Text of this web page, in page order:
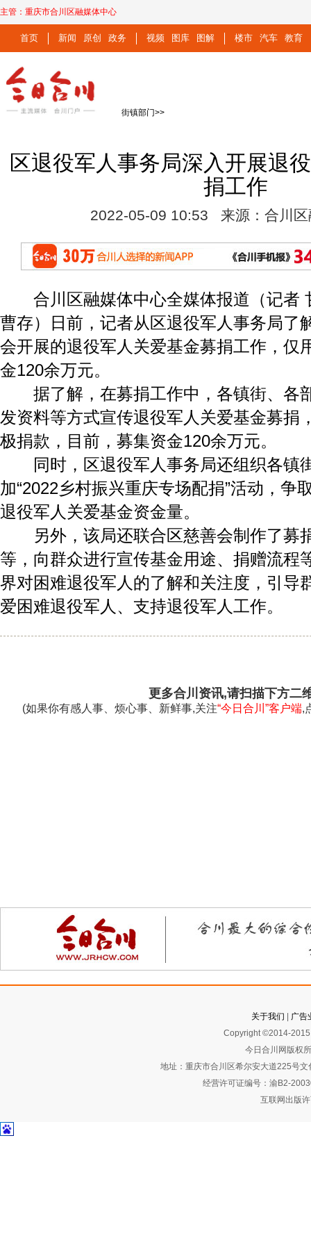
主管： 重庆市合川区融媒体中心
首页 新闻 原创 政务 视频 图库 图解 楼市 汽车 教育
街镇部门>>
区退役军人事务局深入开展退
捐工作
2022-05-09 10:53 来源：合川区
合川区融媒体中心全媒体报道（记者
曹存）日前，记者从区退役军人事务局了
会开展的退役军人关爱基金募捐工作，仅
金120余万元。
据了解，在募捐工作中，各镇街、各
发资料等方式宣传退役军人关爱基金募捐
极捐款，目前，募集资金120余万元。
同时，区退役军人事务局还组织各镇
加“2022乡村振兴重庆专场配捐”活动，争
退役军人关爱基金资金量。
另外，该局还联合区慈善会制作了募
等，向群众进行宣传基金用途、捐赠流程
界对困难退役军人的了解和关注度，引导
爱困难退役军人、支持退役军人工作。
更多合川资讯,请扫描下方二
(如果你有感人事、烦心事、新鲜事,关注“今日合川”客户端,
关于我们
广告
Copyright ©2014-
今日合川网版权
地址：重庆市合川区希尔安大道225号
经营许可证编号：渝B2-
互联网出版